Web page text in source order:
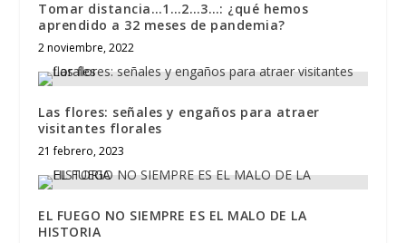
Tomar distancia…1…2…3…: ¿qué hemos
aprendido a 32 meses de pandemia?
2 noviembre, 2022
Las flores: señales y engaños para atraer
visitantes florales
21 febrero, 2023
EL FUEGO NO SIEMPRE ES EL MALO DE LA
HISTORIA